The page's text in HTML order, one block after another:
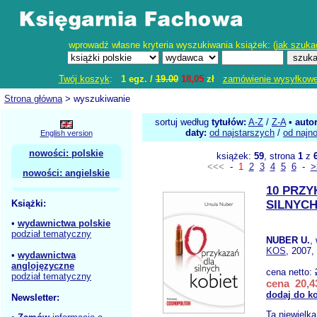
wprowadź własne kryteria wyszukiwania książek: (jak
Twój koszyk: 1 egz. /19.00 18,05zł
zamówienie
Strona główna> wyszukiwanie
English version
nowości: polskie
nowości: angielskie
Książki:
• wydawnictwa polskie
podział tematyczny
• wydawnictwa
anglojęzyczne
podział tematyczny
Newsletter:
sortuj według tytułów: A-Z / Z-A•
daty: od najstarszych / od
książek: 59, strona 1z
<<< - 1 2 3 4 5 6-
10
NUBER U.,
KOS, 2007,
cena netto:
cena
dodaj do
Ta